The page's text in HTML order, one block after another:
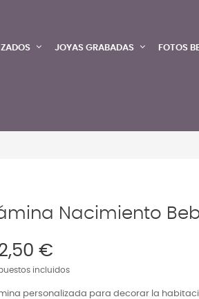
JOYAS GRABADAS FOTOS
Nacimiento
€
incluidos
personalizada para decorar la